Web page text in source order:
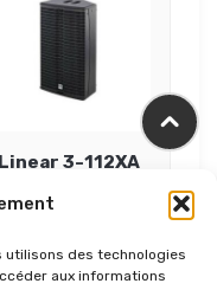
utilisons des technologies
aux informations
Linear 3-112XA
Voir le produit